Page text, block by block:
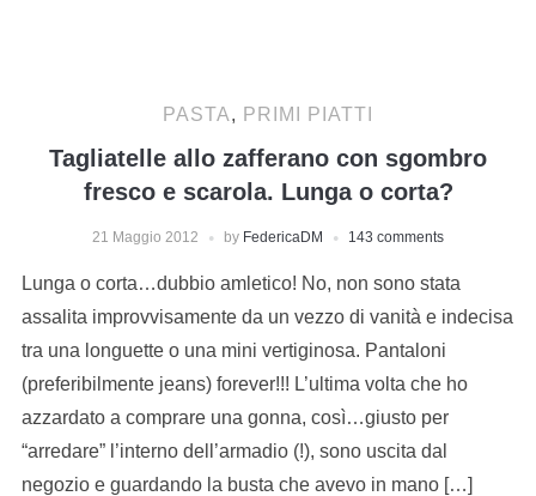
PASTA, PRIMI PIATTI
Tagliatelle allo zafferano con sgombro
fresco e scarola. Lunga o corta?
21 Maggio 2012 by FedericaDM 143 comments
Lunga o corta…dubbio amletico! No, non sono stata
assalita improvvisamente da un vezzo di vanità e indecisa
tra una longuette o una mini vertiginosa. Pantaloni
(preferibilmente jeans) forever!!! L’ultima volta che ho
azzardato a comprare una gonna, così…giusto per
“arredare” l’interno dell’armadio (!), sono uscita dal
negozio e guardando la busta che avevo in mano […]